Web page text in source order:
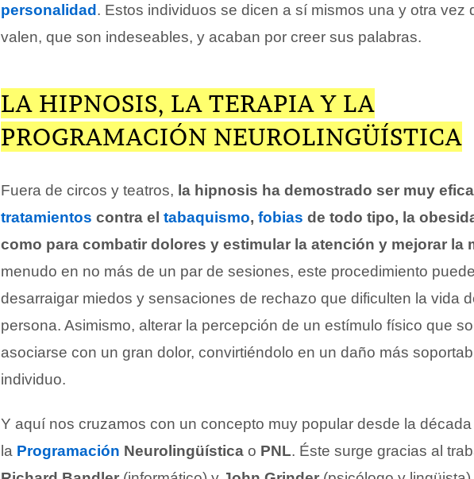
personalidad. Estos individuos se dicen a sí mismos una y otra vez
valen, que son indeseables, y acaban por creer sus palabras.
LA HIPNOSIS, LA TERAPIA Y LA
PROGRAMACIÓN NEUROLINGÜÍSTICA
Fuera de circos y teatros, la hipnosis ha demostrado ser muy
tratamientos contra el tabaquismo, fobias de todo tipo, la
como para combatir dolores y estimular la atención y mejorar la
menudo en no más de un par de sesiones, este procedimiento
desarraigar miedos y sensaciones de rechazo que dificulten la vida
persona. Asimismo, alterar la percepción de un estímulo físico que
asociarse con un gran dolor, convirtiéndolo en un daño más
individuo.
Y aquí nos cruzamos con un concepto muy popular desde la
la Programación Neurolingüística o PNL. Éste surge gracias al